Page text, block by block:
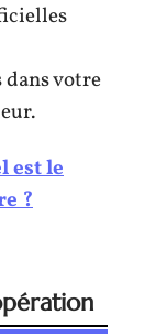
dans votre
est le
?